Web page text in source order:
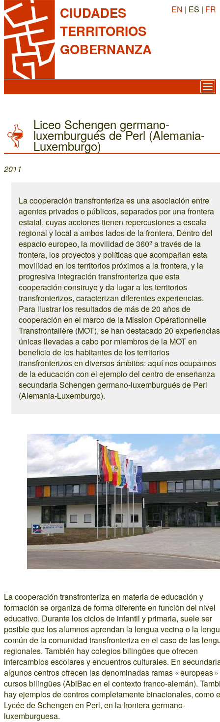
CIUDADES
TERRITORIOS
GOBERNANZA
EN | ES | FR
Liceo Schengen germano-
luxemburgués de Perl (Alemania-
Luxemburgo)
2011
La cooperación transfronteriza es una asociación entre
agentes privados o públicos, separados por una frontera
estatal, cuyas acciones tienen repercusiones a escala
regional y local a ambos lados de la frontera. Dentro del
espacio europeo, la movilidad de 360º a través de la
frontera, los proyectos y políticas que acompañan esta
movilidad en los territorios próximos a la frontera, y la
progresiva integración transfronteriza que esta
cooperación construye y da lugar a los territorios
transfronterizos, caracterizan diferentes experiencias.
Para ilustrar los resultados de más de 20 años de
cooperación en el marco de la Mission Opérationnelle
Transfrontalière (MOT), se han destacado 20 experiencias
únicas llevadas a cabo por miembros de la MOT en
beneficio de los habitantes de los territorios
transfronterizos en diversos ámbitos: aquí nos ocupamos
de la educación con el ejemplo del centro de enseñanza
secundaria Schengen germano-luxemburgués de Perl
(Alemania-Luxemburgo).
La cooperación transfronteriza en materia de educación y
formación se organiza de forma diferente en función del nivel
educativo. Durante los ciclos de infantil y primaria, suele ser
posible que los alumnos aprendan la lengua vecina o la
común de la comunidad transfronteriza en el caso de las
regionales. También hay colegios bilingües que ofrecen
intercambios escolares y encuentros culturales. En
algunos centros ofrecen las denominadas ramas « europeas
cursos bilingües (AbiBac en el contexto franco-alemán).
hay ejemplos de centros completamente binacionales, como
Lycée de Schengen en Perl, en la frontera germano-
luxemburguesa.